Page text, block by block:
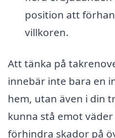
position att
villkoren.
Att tänka på
innebär inte bara en
hem, utan även i din
kunna stå emot
förhindra skador på